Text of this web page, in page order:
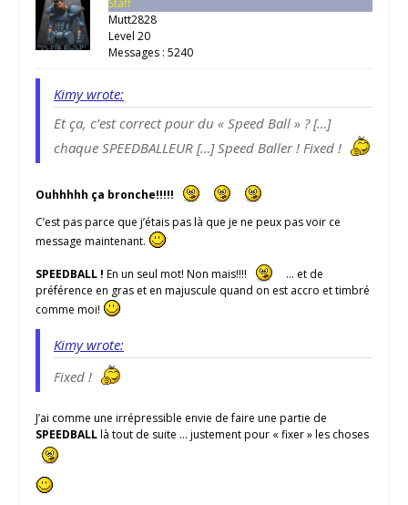
Staff
Mutt2828
Level 20
Messages : 5240
Kimy wrote:
Et ça, c’est correct pour du « Speed Ball » ? […]
chaque SPEEDBALLEUR […] Speed Baller ! Fixed !
Ouhhhhh ça bronche!!!!!
C’est pas parce que j’étais pas là que je ne peux pas voir ce
message maintenant.
SPEEDBALL ! En un seul mot! Non mais!!!!
… et de
préférence en gras et en majuscule quand on est accro et timbré
comme moi!
Kimy wrote:
Fixed !
J’ai comme une irrépressible envie de faire une partie de
SPEEDBALLlà tout de suite … justement pour « fixer » les choses